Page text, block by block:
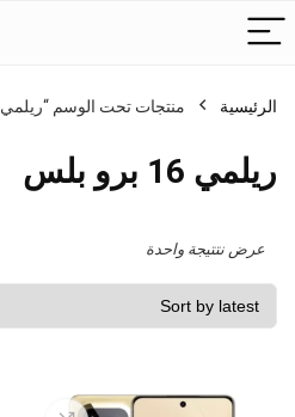
الرئيسية منتجات تحت الوسم “ريلمي 16 برو بلس”
ريلمي 16 برو بلس
عرض نتتيجة واحدة